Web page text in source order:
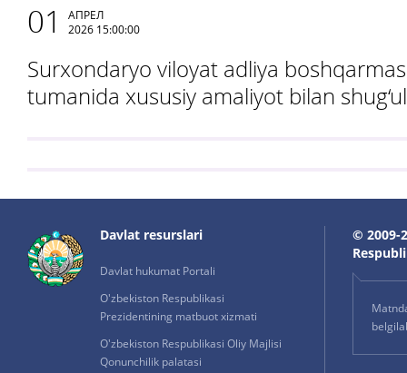
01
АПРЕЛ
2026 15:00:00
Surxondaryo viloyat adliya
tumanida xususiy amaliyot bilan
Davlat resurslari
Davlat hukumat Portali
O'zbekiston Respublikasi
Prezidentining matbuot xizmati
O'zbekiston Respublikasi Oliy Majlisi
Qonunchilik palatasi
© 2009-